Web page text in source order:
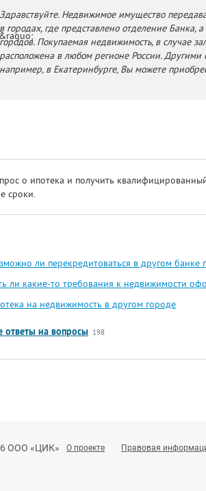
Здравствуйте. Недвижимое имущество
в городах, где представлено отделение
городов. Покупаемая недвижимость, в случае
расположена в любом регионе России. Другими
например, в Екатеринбурге, Вы можете
о ипотека и получить
сроки.
ли перекредитоваться в другом банке
ли какие-то требования к недвижимости
на недвижимость в другом городе
ответы на вопросы 198
ООО «ЦИК» О проекте Правовая